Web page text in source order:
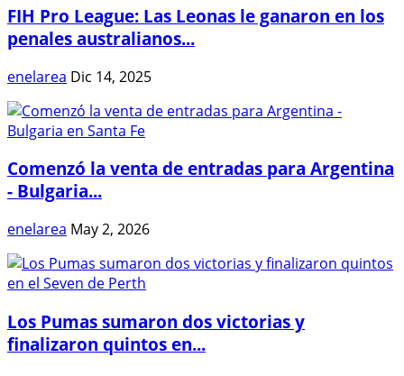
FIH Pro League: Las Leonas le ganaron en los
penales australianos...
enelarea Dic 14, 2025
Comenzó la venta de entradas para Argentina
- Bulgaria...
enelarea May 2, 2026
Los Pumas sumaron dos victorias y
finalizaron quintos en...